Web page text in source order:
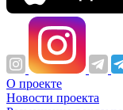
О проекте
Новости проекта